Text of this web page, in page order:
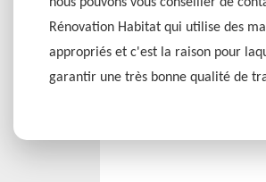
Rénovation Habitat qui utilise des
appropriés et c'est la raison pour
garantir une très bonne qualité de